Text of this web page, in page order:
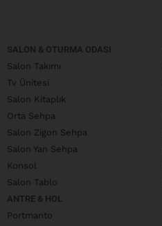
SALON & OTURMA ODASI
Salon Takımı
Tv Ünitesi
Salon Kitaplık
Orta Sehpa
Salon Zigon Sehpa
Salon Yan Sehpa
Konsol
Salon Tablo
ANTRE & HOL
Portmanto